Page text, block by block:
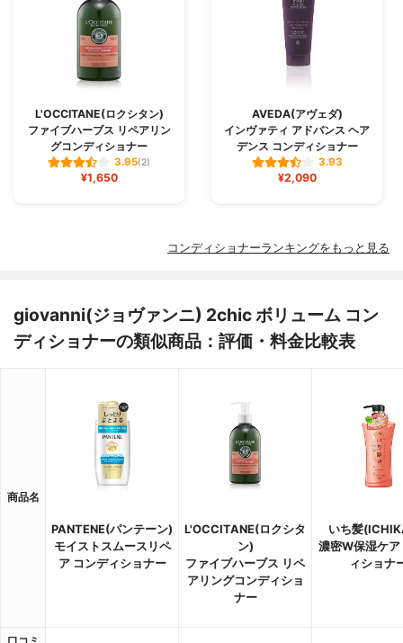
L'OCCITANE(ロクシタン)
ファイブハーブス リペアリン
グコンディショナー
3.95(2)
¥1,650
AVEDA(アヴェダ)
インヴァティ アドバンス ヘア
デンス コンディショナー
3.93
¥2,090
コンディショナーランキングをもっと見る
giovanni(ジョヴァンニ) 2chic ボリューム コン
ディショナーの類似商品：評価・料金比較表
商品名
PANTENE(パンテーン)
モイストスムースリペ
ア コンディショナー
L'OCCITANE(ロクシタ
ン)
ファイブハーブス リペ
アリングコンディショ
ナー
いち髪
濃密W保湿ケア
ィショナ